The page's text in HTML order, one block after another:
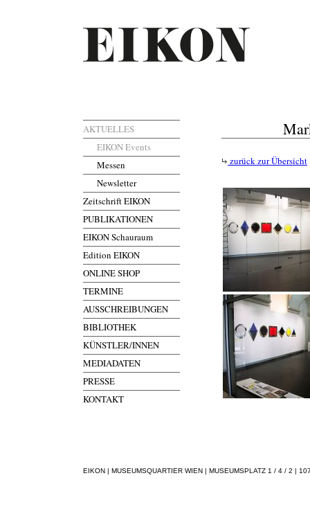
AKTUELLES
EIKON Events
Messen
Newsletter
Zeitschrift EIKON
PUBLIKATIONEN
EIKON Schauraum
Edition EIKON
ONLINE SHOP
TERMINE
AUSSCHREIBUNGEN
BIBLIOTHEK
KÜNSTLER/INNEN
MEDIADATEN
PRESSE
KONTAKT
zurück zur Übersicht
EIKON | MUSEUMSQUARTIER WIEN | MUSEUMSPLATZ 1 / 4 / 2 |